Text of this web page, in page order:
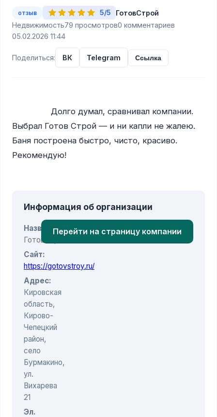
отзыв 5/5
ГотовСтрой
Недвижимость79 просмотров0 комментариев
05.02.2026 11:44
Поделиться: ВК Telegram Ссылка
Выбрал Готов Строй — и ни капли не жалею.
Баня построена быстро, чисто, красиво.
Рекомендую!
Информация об организации
Название:
ГотовСтрой
Сайт:
https://gotovstroy.ru/
Адрес:
Кировская
область,
Кирово-
Чепецкий
район,
село
Бурмакино,
ул.
Вихарева
21
Эл.
Перейти на страницу компании